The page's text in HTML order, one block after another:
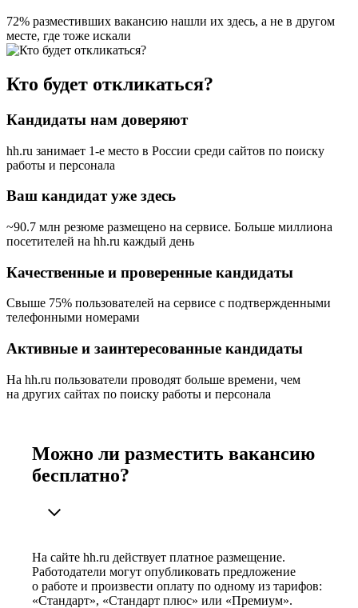
72% разместивших вакансию нашли их здесь, а не в другом
месте, где тоже искали
Кто будет откликаться?
Кандидаты нам доверяют
hh.ru занимает 1-е место в России среди сайтов по поиску
работы и персонала
Ваш кандидат уже здесь
~90.7 млн резюме размещено на сервисе. Больше миллиона
посетителей на hh.ru каждый день
Качественные и проверенные кандидаты
Свыше 75% пользователей на сервисе с подтвержденными
телефонными номерами
Активные и заинтересованные кандидаты
На hh.ru пользователи проводят больше времени, чем
на других сайтах по поиску работы и персонала
Можно ли разместить вакансию
бесплатно?
На сайте hh.ru действует платное размещение.
Работодатели могут опубликовать предложение
о работе и произвести оплату по одному из тарифов:
«Стандарт», «Стандарт плюс» или «Премиум».